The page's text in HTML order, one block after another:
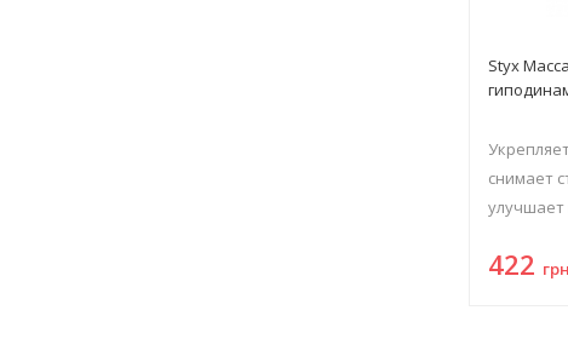
Styx
снимает
улучшает
422